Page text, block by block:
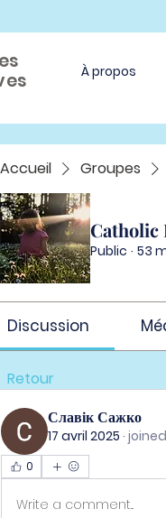
À propos
Accueil Groupes
Catholic
Public · 53
Discussion
Retour
Славік Сажко
17 avril 2025 ·
0
Write a comment...